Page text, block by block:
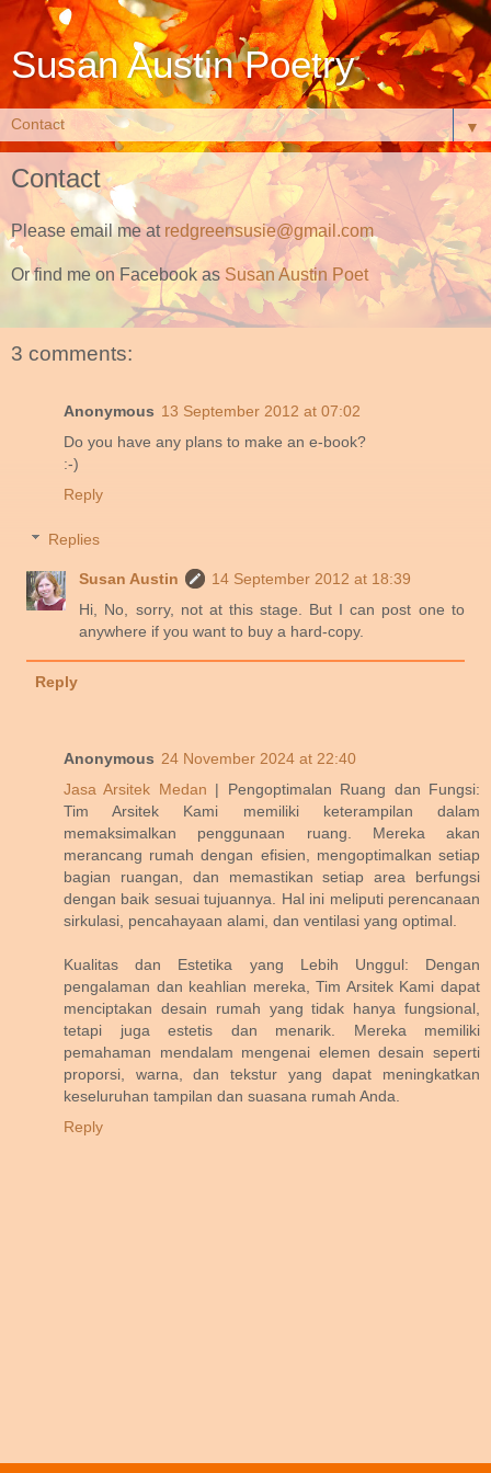
Susan Austin Poetry
▼
Contact
Please email me at redgreensusie@gmail.com
Or find me on Facebook as Susan Austin Poet
3 comments:
Anonymous 13 September 2012 at 07:02
Do you have any plans to make an e-book?
:-)
Reply
Replies
Susan Austin
14 September 2012 at 18:39
Hi, No, sorry, not at this stage. But I can post one to
anywhere if you want to buy a hard-copy.
Reply
Anonymous 24 November 2024 at 22:40
Jasa Arsitek Medan | Pengoptimalan Ruang dan Fungsi:
Tim Arsitek Kami memiliki keterampilan dalam
memaksimalkan penggunaan ruang. Mereka akan
merancang rumah dengan efisien, mengoptimalkan setiap
bagian ruangan, dan memastikan setiap area berfungsi
dengan baik sesuai tujuannya. Hal ini meliputi perencanaan
sirkulasi, pencahayaan alami, dan ventilasi yang optimal.
Kualitas dan Estetika yang Lebih Unggul: Dengan
pengalaman dan keahlian mereka, Tim Arsitek Kami dapat
menciptakan desain rumah yang tidak hanya fungsional,
tetapi juga estetis dan menarik. Mereka memiliki
pemahaman mendalam mengenai elemen desain seperti
proporsi, warna, dan tekstur yang dapat meningkatkan
keseluruhan tampilan dan suasana rumah Anda.
Reply